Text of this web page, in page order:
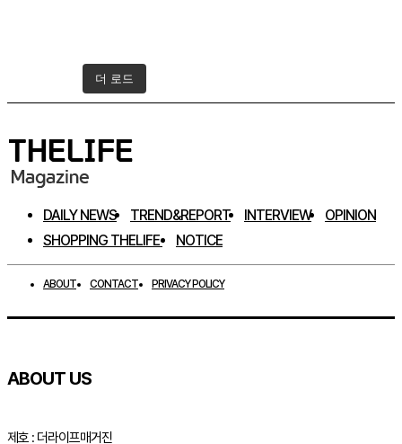
더 로드
DAILY NEWS TREND&REPORT INTERVIEW
OPINION
SHOPPING THELIFE
NOTICE
ABOUT CONTACT PRIVACY POLICY
ABOUT US
제호 : 더라이프매거진